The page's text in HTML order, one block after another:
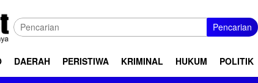
Pencarian
DAERAH PERISTIWA KRIMINAL HUKUM POLITIK